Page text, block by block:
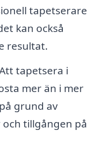
tapetserare
kan också
resultat.
tapetsera i
mer än i mer
grund av
tillgången på